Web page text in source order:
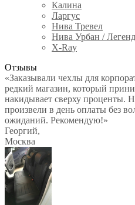
Калина
Ларгус
Нива Тревел
Нива Урбан / Легенд
X-Ray
Отзывы
«Заказывали чехлы для
редкий магазин, который
накидывает сверху проценты.
произвели в день оплаты без
ожиданий. Рекомендую!»
Георгий,
Москва